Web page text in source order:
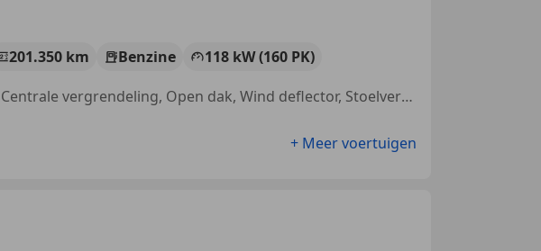
201.350 km Benzine
118 kW (160 PK)
Navigatiesysteem, Sportstoelen, Sportonderstel, Centrale vergrendeling, Open dak, Wind deflector, Stoelverwarming, Lederen stuurwiel
+ Meer voertuigen